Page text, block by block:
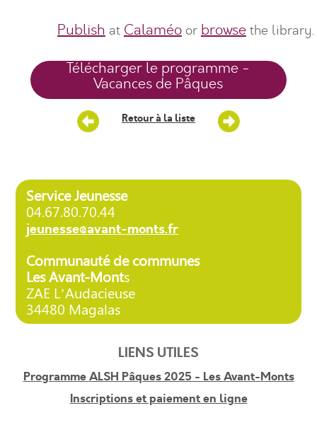
Publish at Calaméoor browsethe library.
Télécharger le programme -
Vacances de Pâques
Retour à la liste
Service Jeunesse
04.67.80.70.44
jeunesse@avant-monts.fr
Communauté de communes
Les Avant-Monts
ZAE L’Audacieuse
34480 Magalas
LIENS UTILES
Programme ALSH Pâques 2025 - Les Avant-Monts
Inscriptions et paiement en ligne